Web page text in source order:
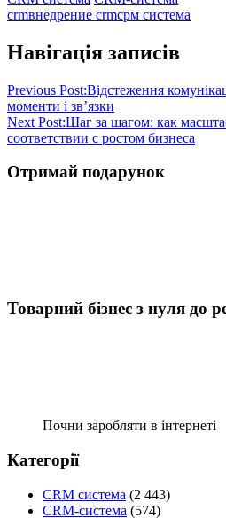
crmвнедрение crmсрм система
Навігація записів
Previous Post:Відстеження
моменти і зв’язки
Next Post:Шаг за шагом: как
соответствии с ростом бизнеса
Отримай подарунок
Товарний бізнес з нуля до
Почни заробляти в інтернеті
Категорії
CRM система (2 443)
CRM-система (574)